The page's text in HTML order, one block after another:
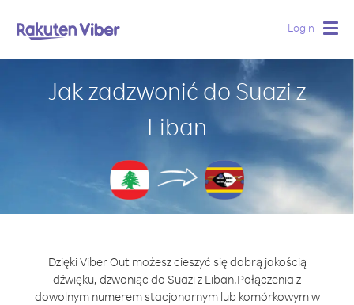
Login
Jak zadzwonić do Suazi z
Liban
Dzięki Viber Out możesz cieszyć się dobrą jakością
dźwięku, dzwoniąc do Suazi z Liban.Połączenia z
dowolnym numerem stacjonarnym lub komórkowym w